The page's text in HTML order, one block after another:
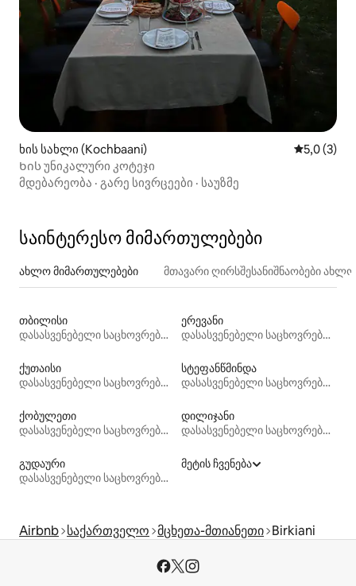
ხის სახლი (Kochbaani) საშუალო
5,0 (3)
Ხის უნიკალური კოტეჯი
მდებარეობა · გარე სივრცეები · საუზმე
საინტერესო მიმართულებები
ახლო მიმართულებები მთავარი ღირსშესანიშნაობები
თბილისი
დასასვენებელი საცხოვრებლები
ერევანი
დასასვენებელი საცხოვრებლები
ქუთაისი
დასასვენებელი საცხოვრებლები
სტეფანწმინდა
დასასვენებელი საცხოვრებლები
ქობულეთი
დასასვენებელი საცხოვრებლები
დილიჯანი
დასასვენებელი საცხოვრებლები
გუდაური
დასასვენებელი საცხოვრებლები
მეტის ჩვენება
Airbnb საქართველო მცხეთა-მთიანეთი Birkiani